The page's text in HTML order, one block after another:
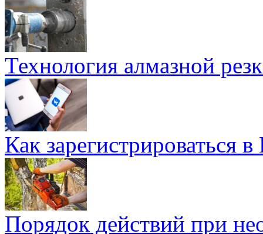
Технология алмазной
Как зарегистрироваться
Порядок действий при